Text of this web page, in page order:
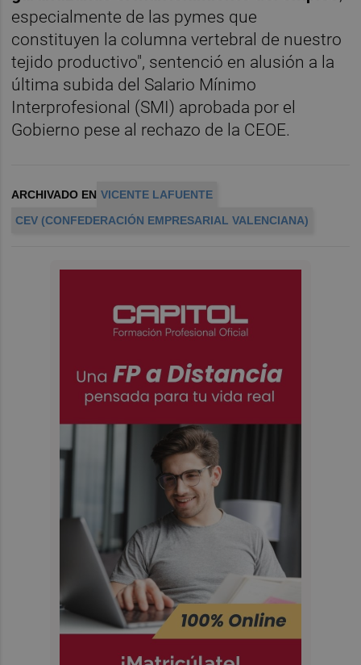
especialmente de las pymes que
constituyen la columna vertebral de nuestro
tejido productivo", sentenció en alusión a la
última subida del Salario Mínimo
Interprofesional (SMI) aprobada por el
Gobierno pese al rechazo de la CEOE.
ARCHIVADO EN VICENTE LAFUENTE
CEV (CONFEDERACIÓN EMPRESARIAL VALENCIANA)